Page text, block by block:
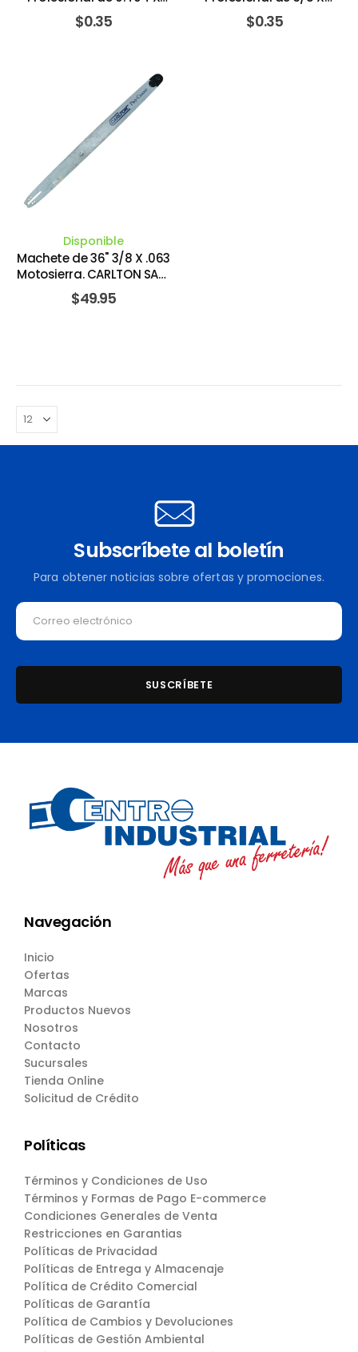
0.063 X 1". CARLTON SAW
CHAIN CO
$0.35
0.058 X 1". CARLTON SAW
CHAIN CO
$0.35
Disponible
Machete de 36" 3/8 X .063
Motosierra. CARLTON SAW
CHAIN CO
$49.95
Subscríbete al boletín
Para obtener noticias sobre ofertas y promociones.
Navegación
Inicio
Ofertas
Marcas
Productos Nuevos
Nosotros
Contacto
Sucursales
Tienda Online
Solicitud de Crédito
Políticas
Términos y Condiciones de Uso
Términos y Formas de Pago E-commerce
Condiciones Generales de Venta
Restricciones en Garantias
Políticas de Privacidad
Políticas de Entrega y Almacenaje
Política de Crédito Comercial
Políticas de Garantía
Política de Cambios y Devoluciones
Políticas de Gestión Ambiental